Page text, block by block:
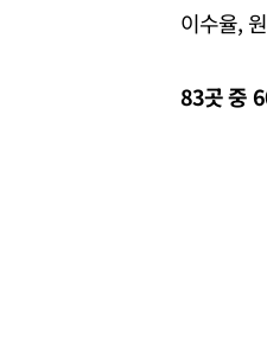
이수율,
83곳 중